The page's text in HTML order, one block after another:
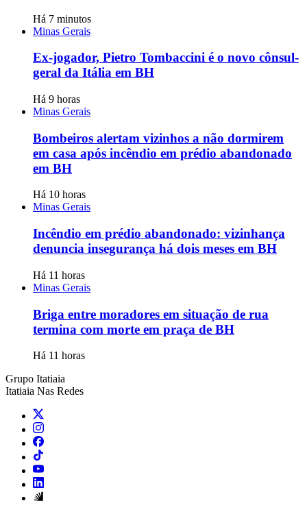
Há 7 minutos
Minas Gerais
Ex-jogador, Pietro Tombaccini é o novo cônsul-
geral da Itália em BH
Há 9 horas
Minas Gerais
Bombeiros alertam vizinhos a não dormirem
em casa após incêndio em prédio abandonado
em BH
Há 10 horas
Minas Gerais
Incêndio em prédio abandonado: vizinhança
denuncia insegurança há dois meses em BH
Há 11 horas
Minas Gerais
Briga entre moradores em situação de rua
termina com morte em praça de BH
Há 11 horas
Grupo Itatiaia
Itatiaia Nas Redes